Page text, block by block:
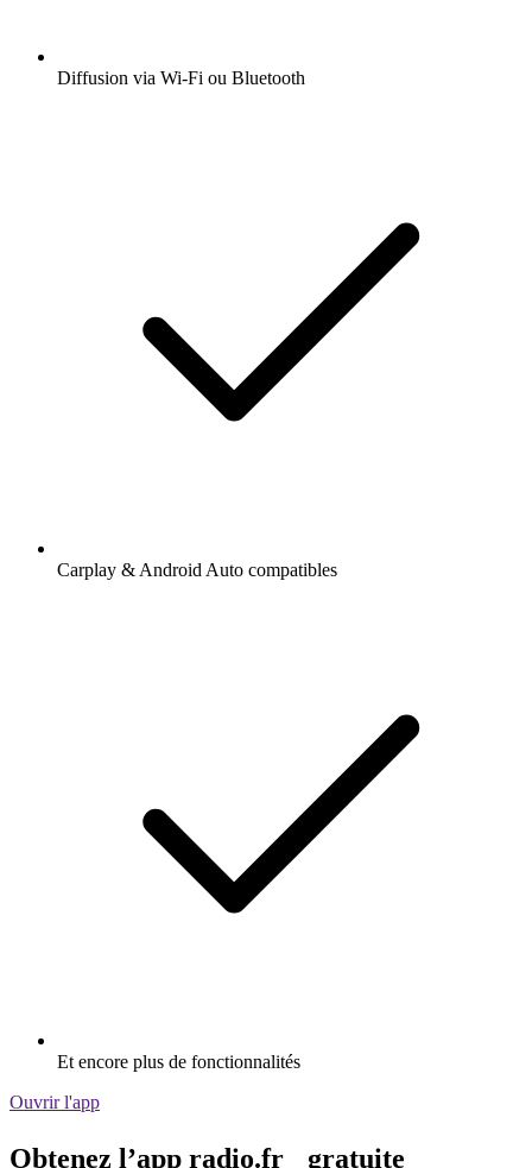
Diffusion via Wi-Fi ou Bluetooth
Carplay & Android Auto compatibles
Et encore plus de fonctionnalités
Ouvrir l'app
Obtenez l’app radio.fr gratuite